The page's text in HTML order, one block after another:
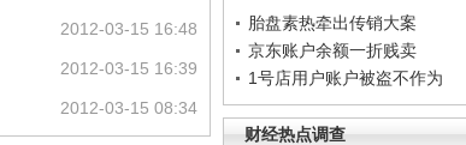
胎盘素热牵出传销大案
京东账户余额一折贱卖
1号店用户账户被盗不作为
财经热点调查
2012-03-15 16:48
2012-03-15 16:39
2012-03-15 08:34